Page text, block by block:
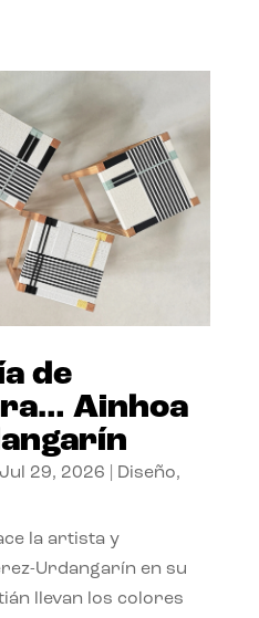
de
Ainhoa
Jul 29, 2026 Diseño,
la artista y
Urdangarín en su
llevan los colores